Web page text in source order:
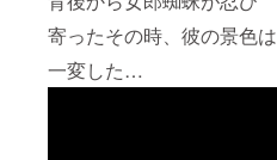
寄ったその時、彼の景色は
一変した…